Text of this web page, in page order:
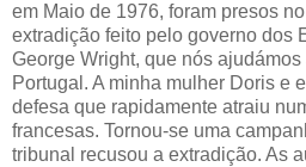
em Maio de 1976, foram presos
extradição feito pelo governo dos
George Wright, que nós
Portugal. A minha mulher Doris e
defesa que rapidamente atraiu
francesas. Tornou-se uma
tribunal recusou a extradição. As